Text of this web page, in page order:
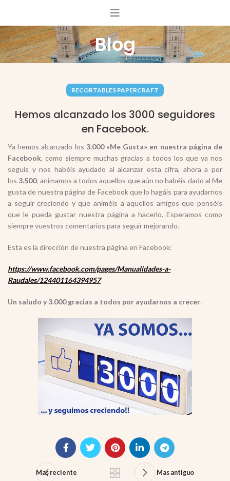
Blog
RECORTABLES PAPERCRAFT
Hemos alcanzado los 3000 seguidores
en Facebook.
Ya hemos alcanzado los 3.000 «Me Gusta» en nuestra página de
Facebook, como siempre muchas gracias a todos los que ya nos
seguís y nos habéis ayudado al alcanzar esta cifra, ahora a por
los3.500, animamos a todos aquellos que aún no habéis dado al Me
gusta de nuestra página de Facebook que lo hagáis para ayudarnos
a seguir creciendo y que animéis a aquellos amigos que penséis
que le pueda gustar nuestra página a hacerlo. Esperamos como
siempre vuestros comentarios para seguir mejorando.
Esta es la dirección de nuestra página en Facebook:
https://www.facebook.com/pages/Manualidades-a-
Raudales/124401164394957
Un saludo y 3.000 gracias a todos por ayudarnos a crecer.
Mas reciente Mas antiguo